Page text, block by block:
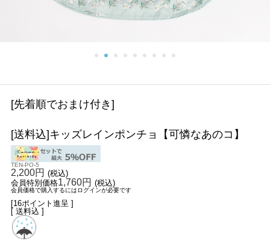
[先着順でおまけ付き]
[送料込]キッズレインポンチョ【可憐なあのコ】
TEN-PO-5
2,200円 (税込)
会員特別価格1,760円 (税込)
会員価格で購入するにはログインが必要です
[16ポイント進呈 ]
[ 送料込 ]